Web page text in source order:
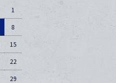
1
8
15
22
29